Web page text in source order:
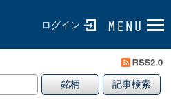
ログイン